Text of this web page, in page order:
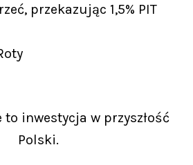
przekazując 1,5% PIT
to inwestycja w przyszłość
Polski.